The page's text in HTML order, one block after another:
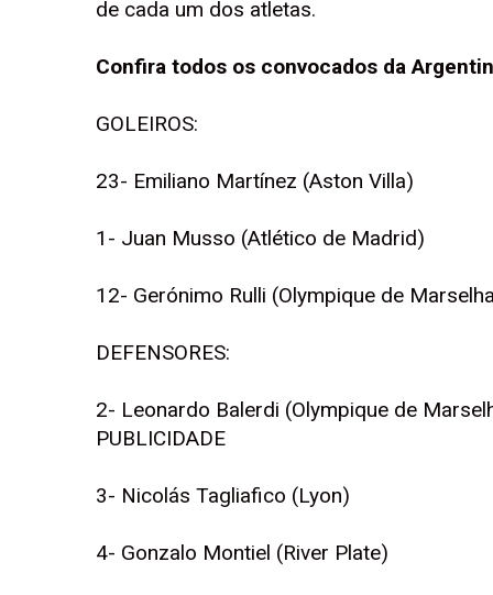
de cada um dos atletas.
Confira todos os convocados da
GOLEIROS:
23- Emiliano Martínez (Aston Villa)
1- Juan Musso (Atlético de Madrid)
12- Gerónimo Rulli (Olympique de
DEFENSORES:
2- Leonardo Balerdi (Olympique de
PUBLICIDADE
3- Nicolás Tagliafico (Lyon)
4- Gonzalo Montiel (River Plate)